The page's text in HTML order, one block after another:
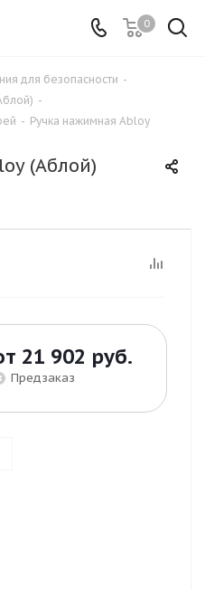
0
для безопасности -
-
- Ручка нажимная Abloy
(Аблой)
21 902 руб.
Предзаказ